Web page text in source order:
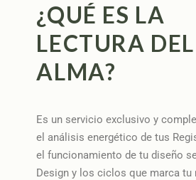
¿QUÉ ES LA
LECTURA DEL
ALMA?
Es un servicio exclusivo y
el análisis energético de tus
el funcionamiento de tu diseño
Design y los ciclos que marca tu